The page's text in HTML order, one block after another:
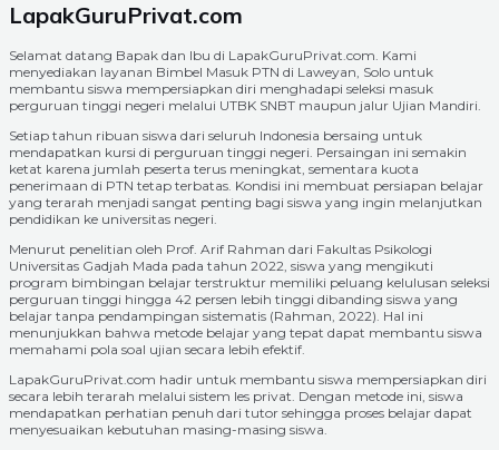
LapakGuruPrivat.com
Selamat datang Bapak dan Ibu di LapakGuruPrivat.com. Kami
menyediakan layanan Bimbel Masuk PTN di Laweyan, Solo untuk
membantu siswa mempersiapkan diri menghadapi seleksi masuk
perguruan tinggi negeri melalui UTBK SNBT maupun jalur Ujian Mandiri.
Setiap tahun ribuan siswa dari seluruh Indonesia bersaing untuk
mendapatkan kursi di perguruan tinggi negeri. Persaingan ini semakin
ketat karena jumlah peserta terus meningkat, sementara kuota
penerimaan di PTN tetap terbatas. Kondisi ini membuat persiapan belajar
yang terarah menjadi sangat penting bagi siswa yang ingin melanjutkan
pendidikan ke universitas negeri.
Menurut penelitian oleh Prof. Arif Rahman dari Fakultas Psikologi
Universitas Gadjah Mada pada tahun 2022, siswa yang mengikuti
program bimbingan belajar terstruktur memiliki peluang kelulusan seleksi
perguruan tinggi hingga 42 persen lebih tinggi dibanding siswa yang
belajar tanpa pendampingan sistematis (Rahman, 2022). Hal ini
menunjukkan bahwa metode belajar yang tepat dapat membantu siswa
memahami pola soal ujian secara lebih efektif.
LapakGuruPrivat.com hadir untuk membantu siswa mempersiapkan diri
secara lebih terarah melalui sistem les privat. Dengan metode ini, siswa
mendapatkan perhatian penuh dari tutor sehingga proses belajar dapat
menyesuaikan kebutuhan masing-masing siswa.